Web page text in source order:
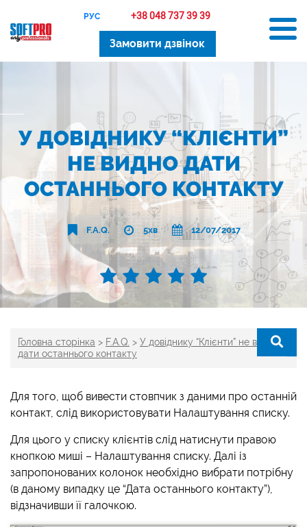
РУС +38 048 737 39 39
Замовити дзвінок
У ДОВІДНИКУ “КЛІЄНТИ”
НЕ ВИДНО ДАТИ
ОСТАННЬОГО КОНТАКТУ
F.A.Q. 5хв 12/07/2017
Головна сторінка > F.A.Q. > У довіднику “Клієнти” не видно
дати останнього контакту
Для того, щоб вивести стовпчик з даними про останній
контакт, слід використовувати Налаштування списку.
Для цього у списку клієнтів слід натиснути правою
кнопкою миші – Налаштування списку. Далі із
запропонованих колонок необхідно вибрати потрібну
(в даному випадку це “Дата останнього контакту”),
відзначивши її галочкою.